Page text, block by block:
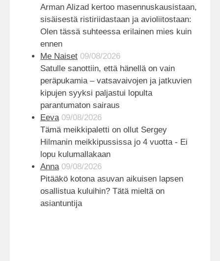
Arman Alizad kertoo masennuskausistaan,
sisäisestä ristiriidastaan ja avioliitostaan:
Olen tässä suhteessa erilainen mies kuin
ennen
Me Naiset 09/08/2026
Satulle sanottiin, että hänellä on vain
peräpukamia – vatsa­vaivojen ja jatkuvien
kipujen syyksi paljastui lopulta
parantumaton sairaus
Eeva 09/08/2026
Tämä meikkipaletti on ollut Sergey
Hilmanin meikkipussissa jo 4 vuotta - Ei
lopu kulumallakaan
Anna 09/08/2026
Pitääkö kotona asuvan aikuisen lapsen
osallistua kuluihin? Tätä mieltä on
asiantuntija